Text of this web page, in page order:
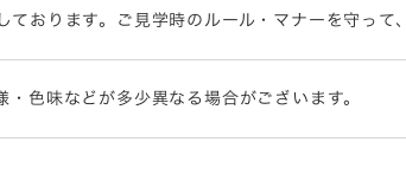
ております。ご見学時のルール・マナーを守って
色味などが多少異なる場合がございます。